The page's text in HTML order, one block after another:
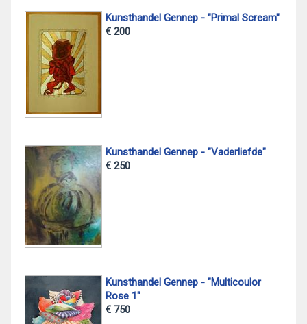
Kunsthandel Gennep - "Primal Scream"
€ 200
Kunsthandel Gennep - "Vaderliefde"
€ 250
Kunsthandel Gennep - "Multicoulor
Rose 1"
€ 750